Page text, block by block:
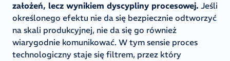
założeń, lecz wynikiem dyscypliny procesowej. Jeśli
określonego efektu nie da się bezpiecznie odtworzyć
na skali produkcyjnej, nie da się go również
wiarygodnie komunikować. W tym sensie proces
technologiczny staje się filtrem, przez który